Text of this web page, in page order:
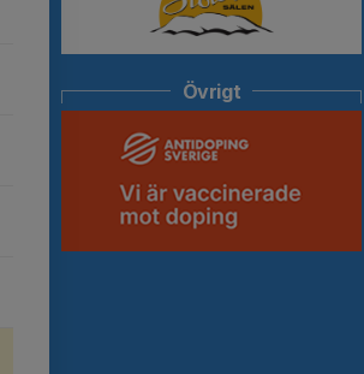
Övrigt